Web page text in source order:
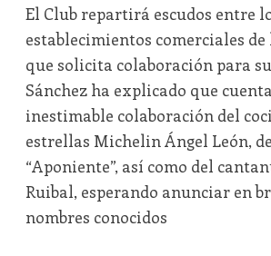
El Club repartirá escudos entre
establecimientos comerciales de
que solicita colaboración para
Sánchez ha explicado que
inestimable colaboración del
estrellas Michelin Ángel León,
“Aponiente”, así como del
Ruibal, esperando anunciar en
nombres conocidos